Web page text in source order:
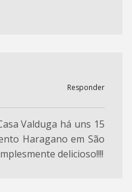
Responder
Valduga há uns 15
Haragano em São
delicioso!!!!